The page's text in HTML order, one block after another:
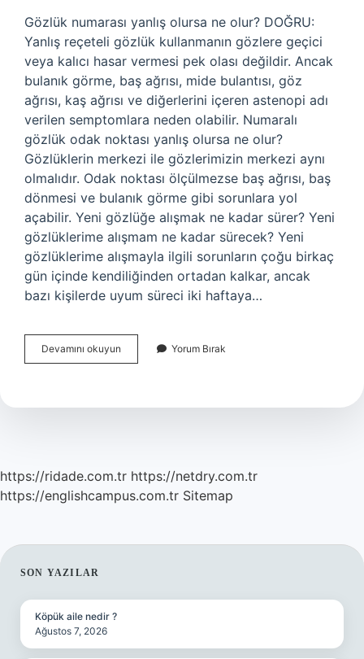
Gözlük numarası yanlış olursa ne olur? DOĞRU:
Yanlış reçeteli gözlük kullanmanın gözlere geçici
veya kalıcı hasar vermesi pek olası değildir. Ancak
bulanık görme, baş ağrısı, mide bulantısı, göz
ağrısı, kaş ağrısı ve diğerlerini içeren astenopi adı
verilen semptomlara neden olabilir. Numaralı
gözlük odak noktası yanlış olursa ne olur?
Gözlüklerin merkezi ile gözlerimizin merkezi aynı
olmalıdır. Odak noktası ölçülmezse baş ağrısı, baş
dönmesi ve bulanık görme gibi sorunlara yol
açabilir. Yeni gözlüğe alışmak ne kadar sürer? Yeni
gözlüklerime alışmam ne kadar sürecek? Yeni
gözlüklerime alışmayla ilgili sorunların çoğu birkaç
gün içinde kendiliğinden ortadan kalkar, ancak
bazı kişilerde uyum süreci iki haftaya…
Devamını okuyun
Numarasının
Nasıl
Yorum Bırak
https://ridade.com.tr https://netdry.com.tr
https://englishcampus.com.tr Sitemap
SIDEBAR
SON YAZILAR
Köpük aile nedir ?
Ağustos 7, 2026